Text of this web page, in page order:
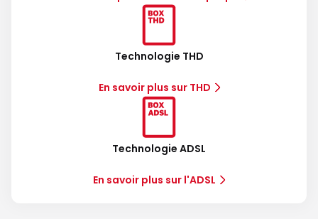
Technologie THD
En savoir plus sur THD
Technologie ADSL
En savoir plus sur l'ADSL